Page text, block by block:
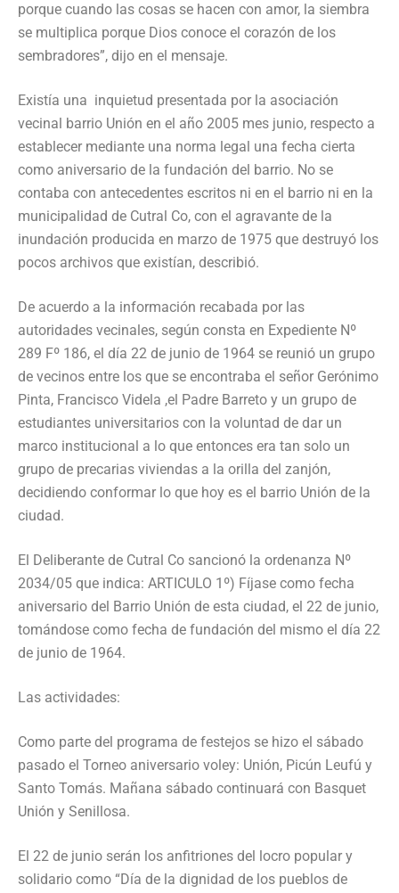
porque cuando las cosas se hacen con amor, la siembra
se multiplica porque Dios conoce el corazón de los
sembradores”, dijo en el mensaje.
Existía una inquietud presentada por la asociación
vecinal barrio Unión en el año 2005 mes junio, respecto a
establecer mediante una norma legal una fecha cierta
como aniversario de la fundación del barrio. No se
contaba con antecedentes escritos ni en el barrio ni en la
municipalidad de Cutral Co, con el agravante de la
inundación producida en marzo de 1975 que destruyó los
pocos archivos que existían, describió.
De acuerdo a la información recabada por las
autoridades vecinales, según consta en Expediente Nº
289 Fº 186, el día 22 de junio de 1964 se reunió un grupo
de vecinos entre los que se encontraba el señor Gerónimo
Pinta, Francisco Videla ,el Padre Barreto y un grupo de
estudiantes universitarios con la voluntad de dar un
marco institucional a lo que entonces era tan solo un
grupo de precarias viviendas a la orilla del zanjón,
decidiendo conformar lo que hoy es el barrio Unión de la
ciudad.
El Deliberante de Cutral Co sancionó la ordenanza Nº
2034/05 que indica: ARTICULO 1º) Fíjase como fecha
aniversario del Barrio Unión de esta ciudad, el 22 de junio,
tomándose como fecha de fundación del mismo el día 22
de junio de 1964.
Las actividades:
Como parte del programa de festejos se hizo el sábado
pasado el Torneo aniversario voley: Unión, Picún Leufú y
Santo Tomás. Mañana sábado continuará con Basquet
Unión y Senillosa.
El 22 de junio serán los anfitriones del locro popular y
solidario como “Día de la dignidad de los pueblos de